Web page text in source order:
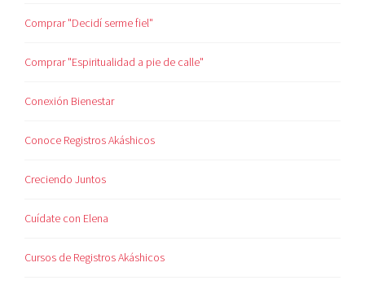
Comprar "Decidí serme fiel"
Comprar "Espiritualidad a pie de calle"
Conexión Bienestar
Conoce Registros Akáshicos
Creciendo Juntos
Cuídate con Elena
Cursos de Registros Akáshicos